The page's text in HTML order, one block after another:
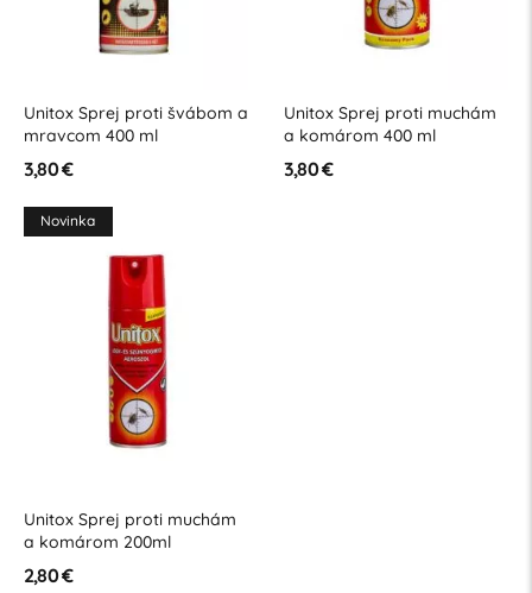
Unitox Sprej proti švábom a
mravcom 400 ml
3,80 €
Unitox Sprej proti muchám
a komárom 400 ml
3,80 €
Novinka
Unitox Sprej proti muchám
a komárom 200ml
2,80 €